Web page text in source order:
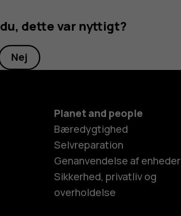
dette var nyttigt?
Nej
Planet and people
Bæredygtighed
Selvreparation
Genanvendelse af enheder
Sikkerhed, privatliv og
overholdelse